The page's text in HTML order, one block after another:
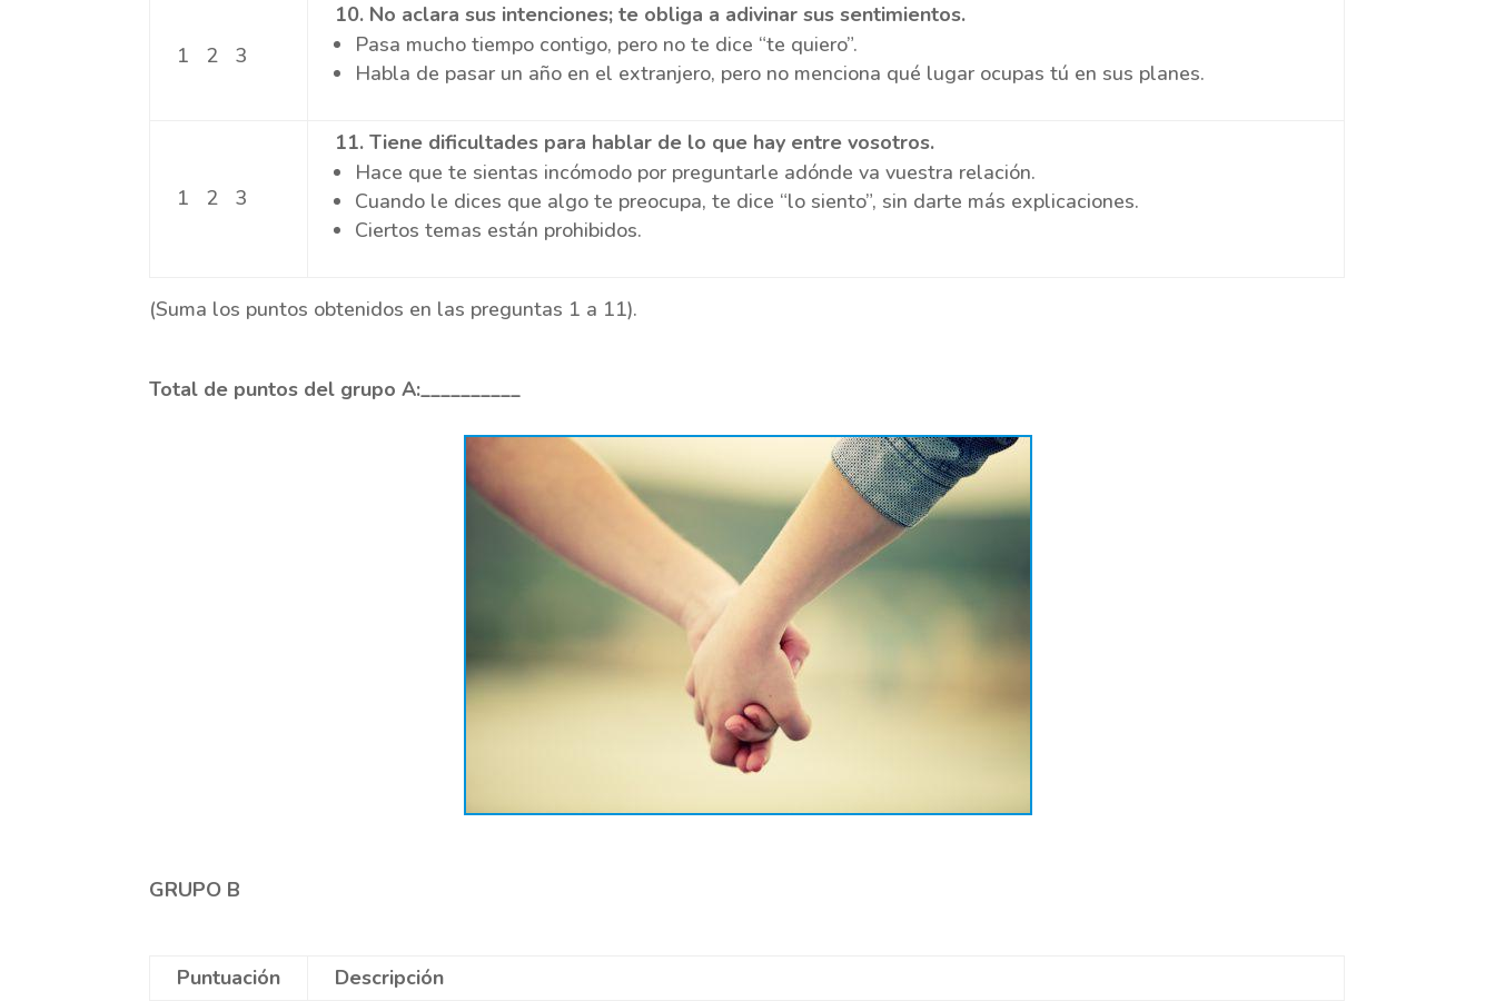
1 2 3
10. No aclara sus intenciones; te obliga a adivinar sus sentimientos.
Pasa mucho tiempo contigo, pero no te dice “te quiero”.
Habla de pasar un año en el extranjero, pero no menciona qué lugar ocupas tú en sus planes.
1 2 3
11. Tiene dificultades para hablar de lo que hay entre vosotros.
Hace que te sientas incómodo por preguntarle adónde va vuestra relación.
Cuando le dices que algo te preocupa, te dice “lo siento”, sin darte más explicaciones.
Ciertos temas están prohibidos.
(Suma los puntos obtenidos en las preguntas 1 a 11).
Total de puntos del grupo A:__________
GRUPO B
Puntuación Descripción